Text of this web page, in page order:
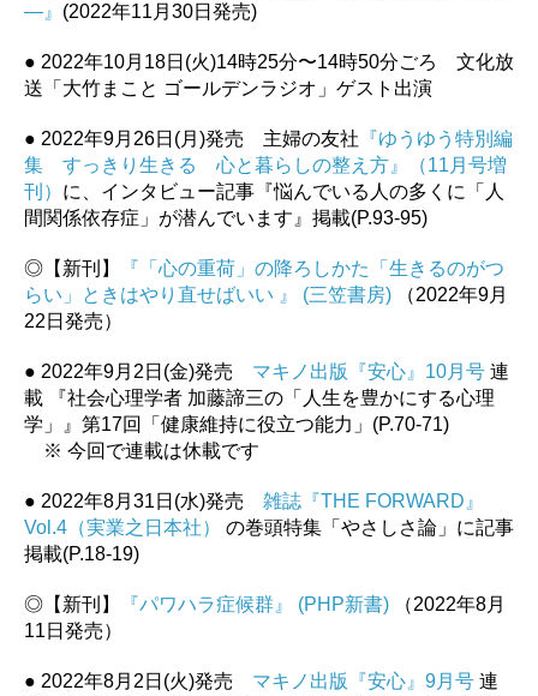
―』 (2022年11月30日発売)
● 2022年10月18日(火)14時25分〜14時50分ごろ 文化放
送「大竹まこと ゴールデンラジオ」ゲスト出演
● 2022年9月26日(月)発売 主婦の友社 『ゆうゆう特別編
集 すっきり生きる 心と暮らしの整え方』（11月号増
刊） に、インタビュー記事『悩んでいる人の多くに「人
間関係依存症」が潜んでいます』掲載(P.93-95)
◎【新刊】
『「心の重荷」の降ろしかた「生きるのがつ
らい」ときはやり直せばいい 』 (三笠書房)
（2022年9月
22日発売）
● 2022年9月2日(金)発売 マキノ出版『安心』10月号 連
載 『社会心理学者 加藤諦三の「人生を豊かにする心理
学」』第17回「健康維持に役立つ能力」(P.70-71)
※ 今回で連載は休載です
● 2022年8月31日(水)発売 雑誌『THE FORWARD』
Vol.4（実業之日本社） の巻頭特集「やさしさ論」に記事
掲載(P.18-19)
◎【新刊】 『パワハラ症候群』 (PHP新書)
（2022年8月
11日発売）
● 2022年8月2日(火)発売 マキノ出版『安心』9月号 連